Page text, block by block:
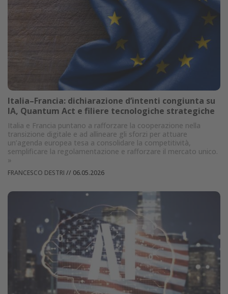
Italia–Francia: dichiarazione d’intenti congiunta su
IA, Quantum Act e filiere tecnologiche strategiche
Italia e Francia puntano a rafforzare la cooperazione nella
transizione digitale e ad allineare gli sforzi per attuare
un’agenda europea tesa a consolidare la competitività,
semplificare la regolamentazione e rafforzare il mercato unico.
»
FRANCESCO DESTRI // 06.05.2026